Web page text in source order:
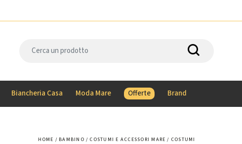
Biancheria Casa Moda Mare Offerte Brand
HOME BAMBINO COSTUMI E ACCESSORI MARE COSTUMI